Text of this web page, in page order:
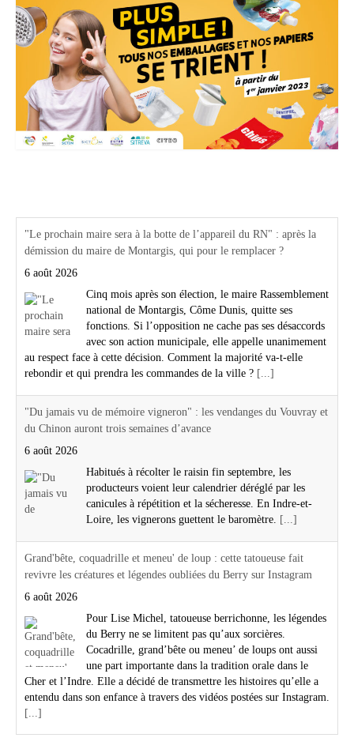
"Le prochain maire sera à la botte de l’appareil du RN" : après la
démission du maire de Montargis, qui pour le remplacer ?
6 août 2026
Cinq mois après son élection, le maire Rassemblement
national de Montargis, Côme Dunis, quitte ses
fonctions. Si l’opposition ne cache pas ses désaccords
avec son action municipale, elle appelle unanimement
au respect face à cette décision. Comment la majorité va-t-elle
rebondir et qui prendra les commandes de la ville ? [...]
"Du jamais vu de mémoire vigneron" : les vendanges du Vouvray et
du Chinon auront trois semaines d’avance
6 août 2026
Habitués à récolter le raisin fin septembre, les
producteurs voient leur calendrier déréglé par les
canicules à répétition et la sécheresse. En Indre-et-
Loire, les vignerons guettent le baromètre. [...]
Grand'bête, coquadrille et meneu' de loup : cette tatoueuse fait
revivre les créatures et légendes oubliées du Berry sur Instagram
6 août 2026
Pour Lise Michel, tatoueuse berrichonne, les légendes
du Berry ne se limitent pas qu’aux sorcières.
Cocadrille, grand’bête ou meneu’ de loups ont aussi
une part importante dans la tradition orale dans le
Cher et l’Indre. Elle a décidé de transmettre les histoires qu’elle a
entendu dans son enfance à travers des vidéos postées sur Instagram.
[...]